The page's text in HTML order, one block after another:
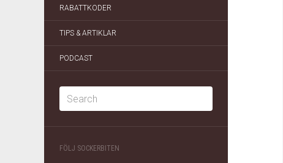
RABATTKODER
TIPS & ARTIKLAR
PODCAST
FÖLJ SOCKERBITEN